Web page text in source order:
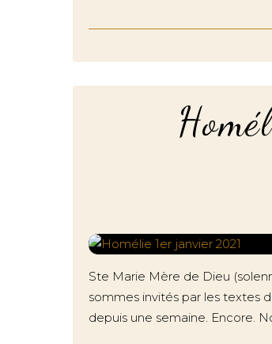
Ste Marie Mère de Dieu
sommes invités par les textes
depuis une semaine. Encore.